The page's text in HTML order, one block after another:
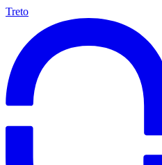
Treto